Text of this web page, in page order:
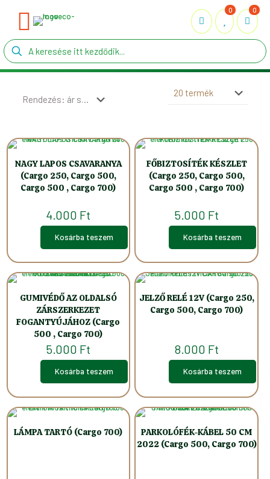
0 0
NAGY LAPOS CSAVARANYA
(Cargo 250, Cargo 500,
Cargo 500 , Cargo 700)
4.000 Ft
Kosárba teszem
FŐBIZTOSÍTÉK KÉSZLET
(Cargo 250, Cargo 500,
Cargo 500 , Cargo 700)
5.000 Ft
Kosárba teszem
GUMIVÉDŐ AZ OLDALSÓ
ZÁRSZERKEZET
FOGANTYÚJÁHOZ (Cargo
500 , Cargo 700)
5.000 Ft
Kosárba teszem
JELZŐ RELÉ 12V (Cargo 250,
Cargo 500, Cargo 700)
8.000 Ft
Kosárba teszem
LÁMPA TARTÓ (Cargo 700)
PARKOLÓFÉK-KÁBEL 50 CM
2022 (Cargo 500, Cargo 700)